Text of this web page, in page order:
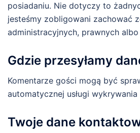
posiadaniu. Nie dotyczy to
jesteśmy zobligowani zachować
administracyjnych, prawnych
Gdzie przesyłamy
Komentarze gości mogą być
automatycznej usługi wykrywania
Twoje dane